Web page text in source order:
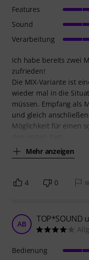
Ich habe bereits zwei
zufrieden!
Die MIX-Variante ist
wieder mal in die
müssen. Empfang als
und gleich
Möglichkeit für einen
Mehr anzeigen
Features
Sound
Verarbeitung
4 0
AB TOP*SOUND
Bedienung